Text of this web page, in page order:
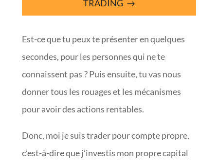
TRADING
Est-ce que tu peux te présenter en quelques
secondes, pour les personnes qui ne te
connaissent pas ? Puis ensuite, tu vas nous
donner tous les rouages et les mécanismes
pour avoir des actions rentables.
Donc, moi je suis trader pour compte propre,
c’est-à-dire que j’investis mon propre capital